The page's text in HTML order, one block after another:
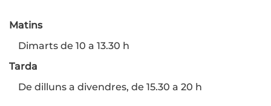
Matins
Dimarts de 10 a 13.30 h
Tarda
De dilluns a divendres, de 15.30 a 20 h